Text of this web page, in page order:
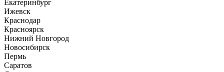
Екатеринбург
Ижевск
Краснодар
Красноярск
Нижний Новгород
Новосибирск
Пермь
Саратов